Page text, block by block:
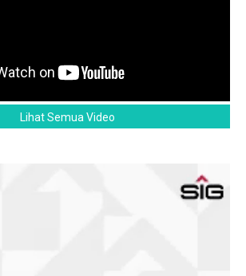
Lihat Semua Video